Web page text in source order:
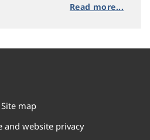
Read more...
Site map
and website privacy